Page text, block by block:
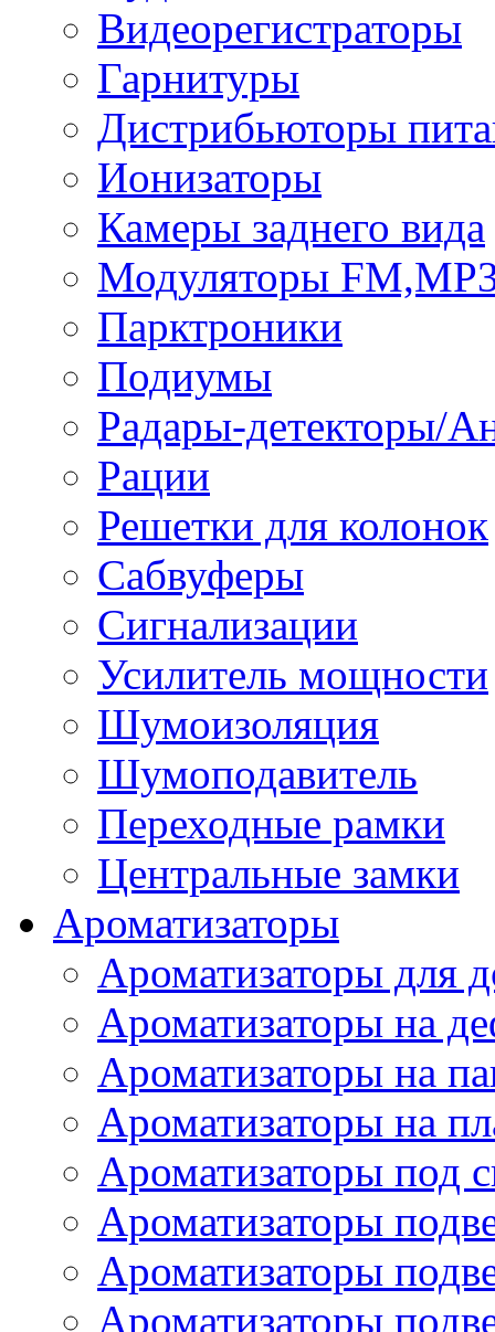
Видеорегистраторы
Гарнитуры
Дистрибьюторы
Ионизаторы
Камеры заднего вида
Модуляторы
Парктроники
Подиумы
Радары-детекторы/
Рации
Решетки для колонок
Сабвуферы
Сигнализации
Усилитель мощности
Шумоизоляция
Шумоподавитель
Переходные рамки
Центральные замки
Ароматизаторы
Ароматизаторы для
Ароматизаторы на
Ароматизаторы на
Ароматизаторы на
Ароматизаторы под
Ароматизаторы
Ароматизаторы
Ароматизаторы